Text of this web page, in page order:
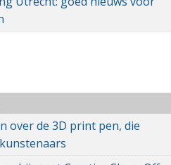
over de 3D print pen, die